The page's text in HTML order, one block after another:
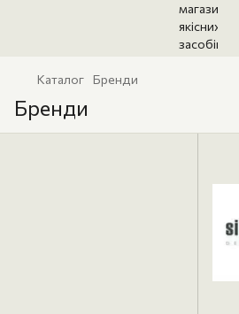
Каталог Бренди
Бренди